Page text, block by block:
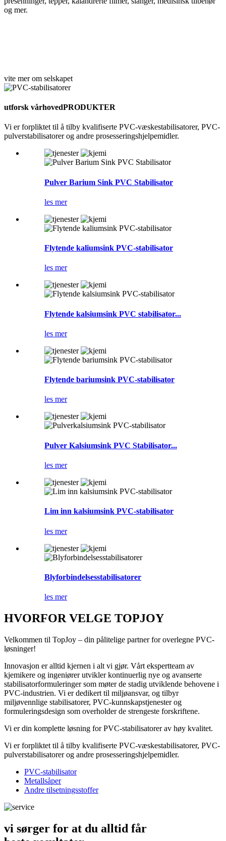
og mer.
vite mer om selskapet
utforsk vårhovedPRODUKTER
Vi er forpliktet til å tilby kvalifiserte PVC-væskestabilisatorer, PVC-
pulverstabilisatorer og andre prosesseringshjelpemidler.
Pulver Barium Sink PVC Stabilisator
les mer
Flytende kaliumsink PVC-stabilisator
les mer
Flytende kalsiumsink PVC stabilisator...
les mer
Flytende bariumsink PVC-stabilisator
les mer
Pulver Kalsiumsink PVC Stabilisator...
les mer
Lim inn kalsiumsink PVC-stabilisator
les mer
Blyforbindelsesstabilisatorer
les mer
HVORFOR VELGE TOPJOY
Velkommen til TopJoy – din pålitelige partner for overlegne PVC-
løsninger!
Innovasjon er alltid kjernen i alt vi gjør. Vårt ekspertteam av
kjemikere og ingeniører utvikler kontinuerlig nye og avanserte
stabilisatorformuleringer som møter de stadig utviklende behovene i
PVC-industrien. Vi er dedikert til miljøansvar, og tilbyr
miljøvennlige stabilisatorer, PVC-kunnskapstjenester og
formuleringsdesign som overholder de strengeste forskriftene.
Vi er din komplette løsning for PVC-stabilisatorer av høy kvalitet.
Vi er forpliktet til å tilby kvalifiserte PVC-væskestabilisatorer, PVC-
pulverstabilisatorer og andre prosesseringshjelpemidler.
PVC-stabilisator
Metallsåper
Andre tilsetningsstoffer
vi sørger for at du alltid får